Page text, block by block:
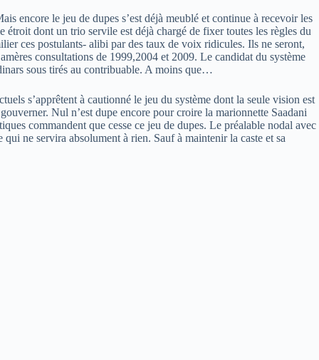
encore le jeu de dupes s’est déjà meublé et continue à recevoir les
étroit dont un trio servile est déjà chargé de fixer toutes les règles du
ces postulants- alibi par des taux de voix ridicules. Ils ne seront,
consultations de 1999,2004 et 2009. Le candidat du système
sous tirés au contribuable. A moins que…
s’apprêtent à cautionné le jeu du système dont la seule vision est
Nul n’est dupe encore pour croire la marionnette Saadani
commandent que cesse ce jeu de dupes. Le préalable nodal avec
ne servira absolument à rien. Sauf à maintenir la caste et sa